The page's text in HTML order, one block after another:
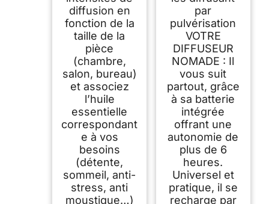
diffusion en
fonction de la
taille de la
pièce
(chambre,
salon, bureau)
et associez
l’huile
essentielle
correspondant
e à vos
besoins
(détente,
sommeil, anti-
stress, anti
moustique…)
par
pulvérisation
VOTRE
DIFFUSEUR
NOMADE : Il
vous suit
partout, grâce
à sa batterie
intégrée
offrant une
autonomie de
plus de 6
heures.
Universel et
pratique, il se
recharge par